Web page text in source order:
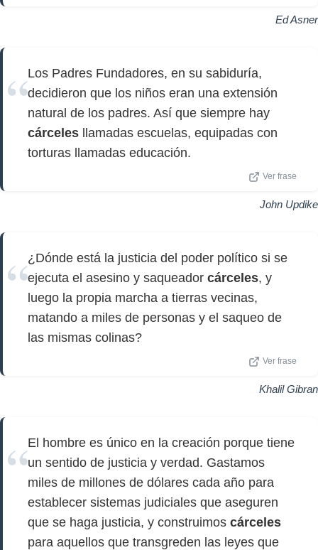
Ed Asner
Los Padres Fundadores, en su sabiduría,
decidieron que los niños eran una extensión
natural de los padres. Así que siempre hay
cárceles llamadas escuelas, equipadas con
torturas llamadas educación.
Ver frase
John Updike
¿Dónde está la justicia del poder político si se
ejecuta el asesino y saqueador cárceles, y
luego la propia marcha a tierras vecinas,
matando a miles de personas y el saqueo de
las mismas colinas?
Ver frase
Khalil Gibran
El hombre es único en la creación porque tiene
un sentido de justicia y verdad. Gastamos
miles de millones de dólares cada año para
establecer sistemas judiciales que aseguren
que se haga justicia, y construimos cárceles
para aquellos que transgreden las leyes que